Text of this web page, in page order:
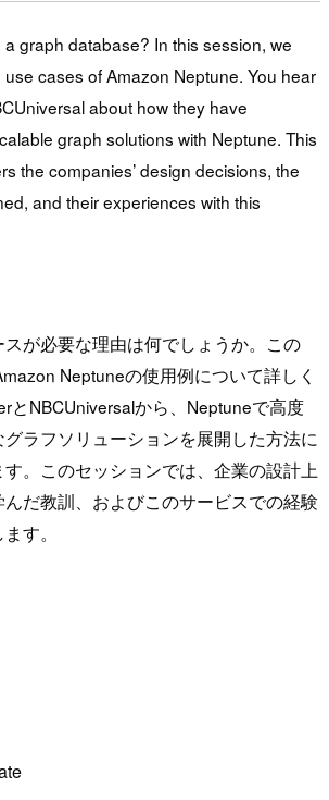
graph database? In this session, we
cases of Amazon Neptune. You hear
about how they have
graph solutions with Neptune. This
the companies’ design decisions, the
and their experiences with this
が必要な理由は何でしょうか。この
Neptuneの使用例について詳しく
とNBCUniversalから、Neptuneで高度
ラフソリューションを展開した方法に
。このセッションでは、企業の設計上
だ教訓、およびこのサービスでの経験
す。